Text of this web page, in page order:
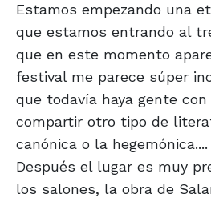
Estamos empezando una
que estamos entrando al
que en este momento
festival me parece súper
que todavía haya gente con
compartir otro tipo de
canónica o la
Después el lugar es muy
los salones, la obra de